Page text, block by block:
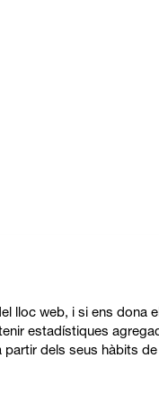
lloc web, i si ens dona
estadístiques
dels seus hàbits